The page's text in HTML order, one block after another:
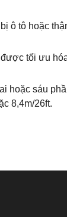
ô tô hoặc
tối ưu
hoặc sáu
8,4m/26ft.